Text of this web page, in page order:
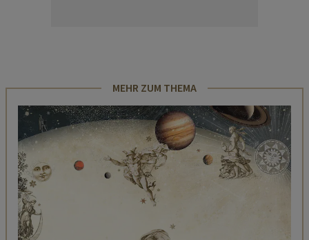
MEHR ZUM THEMA